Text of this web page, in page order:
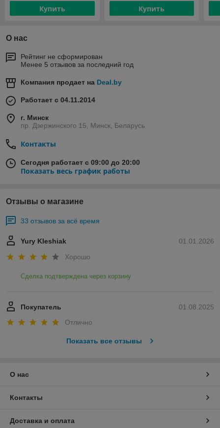
Купить Купить
О нас
Рейтинг не сформирован
Менее 5 отзывов за последний год
Компания продает на Deal.by
Работает с 04.11.2014
г. Минск
пр. Дзержинского 15, Минск, Беларусь
Контакты
Сегодня работает с 09:00 до 20:00
Показать весь график работы
Отзывы о магазине
33 отзывов за всё время
01.01.2026
Yury Kleshiak
Хорошо
Сделка подтверждена через корзину
01.08.2025
Покупатель
Отлично
Показать все отзывы
О нас
Контакты
Доставка и оплата